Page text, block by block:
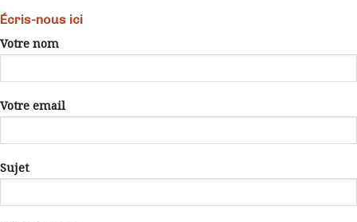
Écris-nous ici
Votre nom
Votre email
Sujet